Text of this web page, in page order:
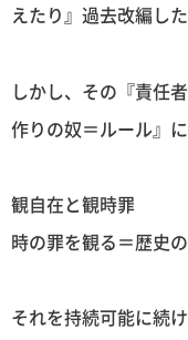
えたり』過去改編し
しかし、その『責任
作りの奴＝ルール』
観自在と観時罪
時の罪を観る＝歴史
それを持続可能に続